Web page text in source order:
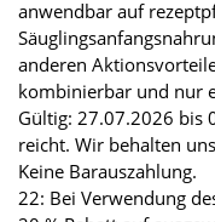
anwendbar auf
anderen
kombinierbar und nur
Gültig: 27.07.2026 bis
reicht. Wir behalten
Keine Barauszahlung.
22: Bei Verwendung